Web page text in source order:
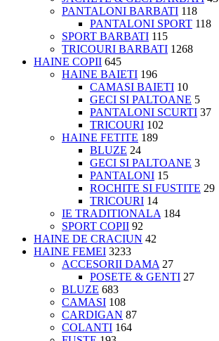
PANTALONI BARBATI 118
PANTALONI SPORT 118
SPORT BARBATI 115
TRICOURI BARBATI 1268
HAINE COPII 645
HAINE BAIETI 196
CAMASI BAIETI 10
GECI SI PALTOANE 5
PANTALONI SCURTI 37
TRICOURI 102
HAINE FETITE 189
BLUZE 24
GECI SI PALTOANE 3
PANTALONI 15
ROCHITE SI FUSTITE 29
TRICOURI 14
IE TRADITIONALA 184
SPORT COPII 92
HAINE DE CRACIUN 42
HAINE FEMEI 3233
ACCESORII DAMA 27
POSETE & GENTI 27
BLUZE 683
CAMASI 108
CARDIGAN 87
COLANTI 164